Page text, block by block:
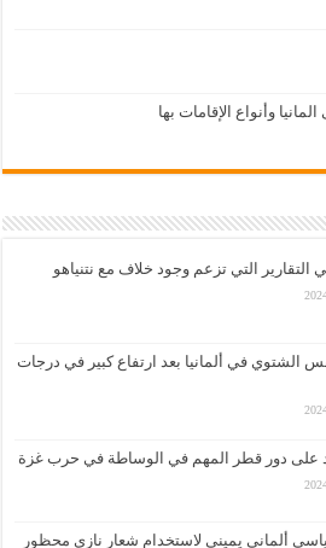
وأنواع الإقامات بها
التقارير التي تزعم وجود خلاف مع نتنياهو
الشتوي في ألمانيا بعد ارتفاع كبير في درجات
على دور قطر المهم في الوساطة في حرب غزة
ألماني يميني لاستخدام شعار نازي محظور